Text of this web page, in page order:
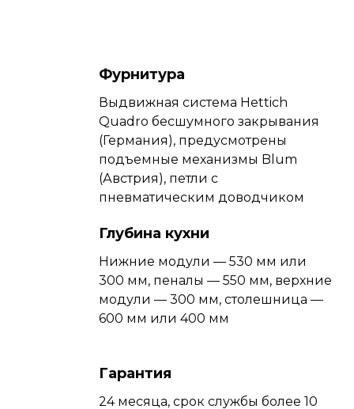
Фурнитура
Выдвижная система Hettich
Quadro бесшумного закрывания
(Германия), предусмотрены
подъемные механизмы Blum
(Австрия), петли с
пневматическим доводчиком
Глубина кухни
Нижние модули — 530 мм или
300 мм, пеналы — 550 мм, верхние
модули — 300 мм, столешница —
600 мм или 400 мм
Гарантия
24 месяца, срок службы более 10